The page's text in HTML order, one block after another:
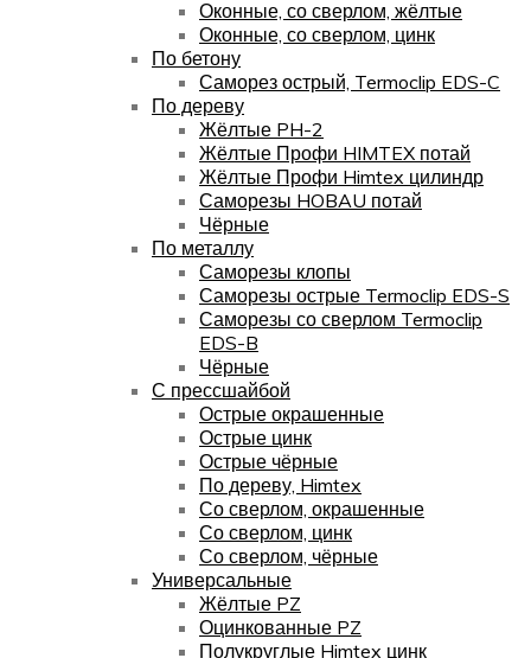
Оконные, со сверлом, жёлтые
Оконные, со сверлом, цинк
По бетону
Саморез острый, Termoclip EDS-C
По дереву
Жёлтые PH-2
Жёлтые Профи HIMTEX потай
Жёлтые Профи Himtex цилиндр
Саморезы HOBAU потай
Чёрные
По металлу
Саморезы клопы
Саморезы острые Termoclip EDS-S
Саморезы со сверлом Termoclip
EDS-B
Чёрные
С прессшайбой
Острые окрашенные
Острые цинк
Острые чёрные
По дереву, Himtex
Со сверлом, окрашенные
Со сверлом, цинк
Со сверлом, чёрные
Универсальные
Жёлтые PZ
Оцинкованные PZ
Полукруглые Himtex цинк